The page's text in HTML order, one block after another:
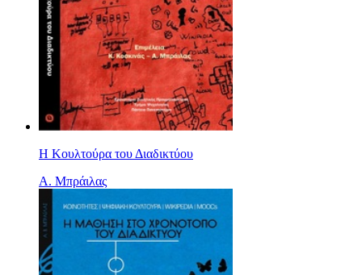
Η Κουλτούρα του Διαδικτύου
Α. Μπράιλας